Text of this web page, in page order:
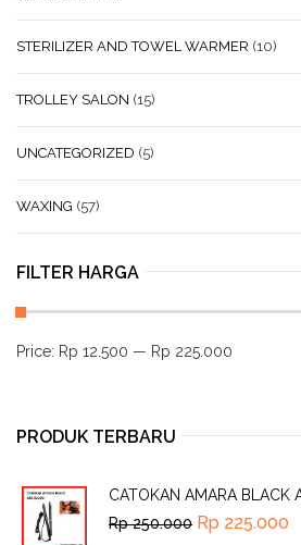
STERILIZER AND TOWEL WARMER (10)
TROLLEY SALON (15)
UNCATEGORIZED (5)
WAXING (57)
FILTER HARGA
Price: Rp 12.500 — Rp 225.000
PRODUK TERBARU
CATOKAN AMARA BLACK
Rp250.000 Rp 225.000